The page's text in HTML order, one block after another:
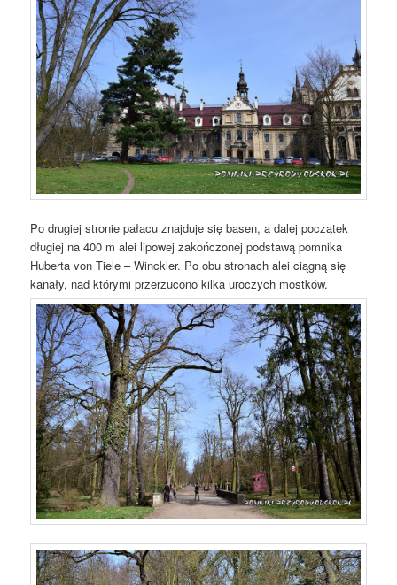
Po drugiej stronie pałacu znajduje się basen, a dalej początek
długiej na 400 m alei lipowej zakończonej podstawą pomnika
Huberta von Tiele – Winckler. Po obu stronach alei ciągną się
kanały, nad którymi przerzucono kilka uroczych mostków.